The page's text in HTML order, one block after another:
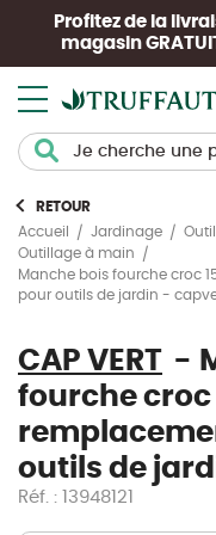
Profitez de la
magasin
RETOUR
Accueil
Jardinage
Outillage à main
Manche bois fourche croc
pour outils de jardin -
CAP VERT
fourche croc
outils de
Réf. : 13948121